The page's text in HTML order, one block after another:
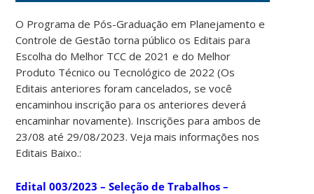
O Programa de Pós-Graduação em Planejamento e
Controle de Gestão torna público os Editais para
Escolha do Melhor TCC de 2021 e do Melhor
Produto Técnico ou Tecnológico de 2022 (Os
Editais anteriores foram cancelados, se você
encaminhou inscrição para os anteriores deverá
encaminhar novamente). Inscrições para ambos de
23/08 até 29/08/2023. Veja mais informações nos
Editais Baixo.:
Edital 003/2023 – Seleção de Trabalhos –